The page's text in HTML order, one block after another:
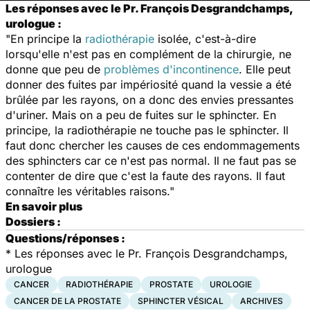
Les réponses avec le Pr. François Desgrandchamps,
urologue :
"En principe la radiothérapie isolée, c'est-à-dire
lorsqu'elle n'est pas en complément de la chirurgie, ne
donne que peu de problèmes d'incontinence. Elle peut
donner des fuites par impériosité quand la vessie a été
brûlée par les rayons, on a donc des envies pressantes
d'uriner. Mais on a peu de fuites sur le sphincter. En
principe, la radiothérapie ne touche pas le sphincter. Il
faut donc chercher les causes de ces endommagements
des sphincters car ce n'est pas normal. Il ne faut pas se
contenter de dire que c'est la faute des rayons. Il faut
connaître les véritables raisons."
En savoir plus
Dossiers :
Questions/réponses :
* Les réponses avec le Pr. François Desgrandchamps,
urologue
CANCER RADIOTHÉRAPIE PROSTATE
UROLOGIE
CANCER DE LA PROSTATE
SPHINCTER VÉSICAL ARCHIVES